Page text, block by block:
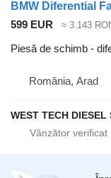
599 EUR ≈ 3.143
Piesă de schimb -
România, Arad
WEST TECH DIESEL